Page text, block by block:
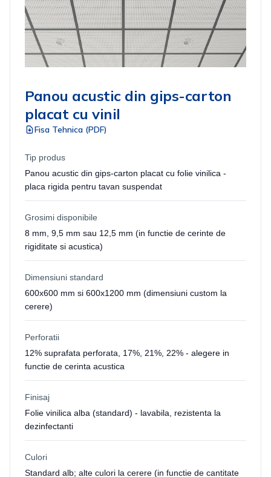
Panou acustic din gips-carton
placat cu vinil
Fisa Tehnica (PDF)
Tip produs
Panou acustic din gips-carton placat cu folie vinilica -
placa rigida pentru tavan suspendat
Grosimi disponibile
8 mm, 9,5 mm sau 12,5 mm (in functie de cerinte de
rigiditate si acustica)
Dimensiuni standard
600x600 mm si 600x1200 mm (dimensiuni custom la
cerere)
Perforatii
12% suprafata perforata, 17%, 21%, 22% - alegere in
functie de cerinta acustica
Finisaj
Folie vinilica alba (standard) - lavabila, rezistenta la
dezinfectanti
Culori
Standard alb; alte culori la cerere (in functie de cantitate